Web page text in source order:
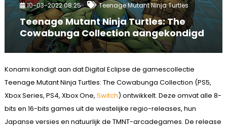
10-03-2022 08:25 Teenage Mutant Ninja Turtles
Teenage Mutant Ninja Turtles: The
Cowabunga Collection aangekondigd
Konami kondigt aan dat Digital Eclipse de gamescollectie
Teenage Mutant Ninja Turtles: The Cowabunga Collection (PS5,
Xbox Series, PS4, Xbox One, Switch) ontwikkelt. Deze omvat alle 8-
bits en 16-bits games uit de westelijke regio-releases, hun
Japanse versies en natuurlijk de TMNT-arcadegames. De release